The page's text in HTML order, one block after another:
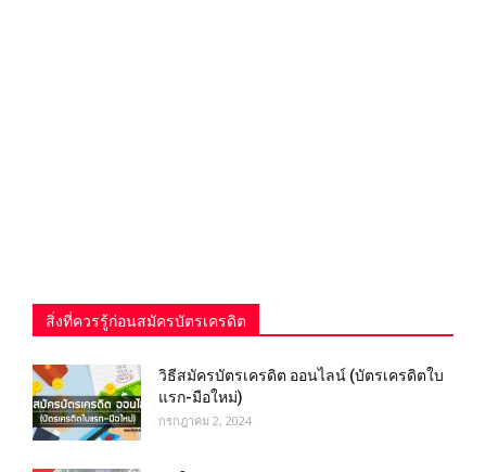
สิ่งที่ควรรู้ก่อนสมัครบัตรเครดิต
วิธีสมัครบัตรเครดิต ออนไลน์ (บัตรเครดิตใบ
แรก-มือใหม่)
กรกฎาคม 2, 2024